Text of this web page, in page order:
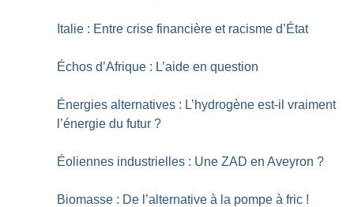
Italie : Entre crise financière et racisme d’État
Échos d’Afrique : L’aide en question
Énergies alternatives : L’hydrogène est-il vraiment
l’énergie du futur ?
Éoliennes industrielles : Une ZAD en Aveyron ?
Biomasse : De l’alternative à la pompe à fric !